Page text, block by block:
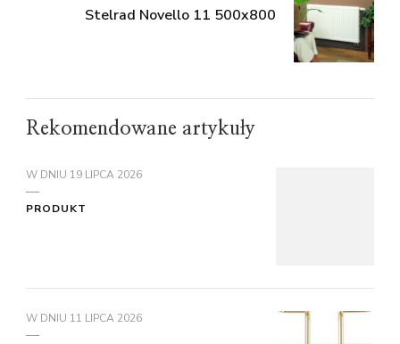
Stelrad Novello 11 500x800
Rekomendowane artykuły
W DNIU 19 LIPCA 2026
PRODUKT
W DNIU 11 LIPCA 2026